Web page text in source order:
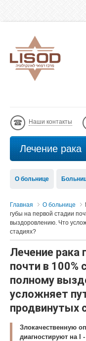
Наши контакты
Лечение рака
О больнице
Главная О больнице
губы на первой стадии
выздоровлению. Что
стадиях?
Лечение рака
почти в 100%
полному
усложняет
продвинутых
Злокачественную
диагностируют на I